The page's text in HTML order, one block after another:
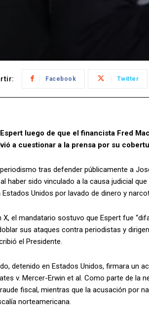
Facebook Twitter
luego de que el financista Fred
a cuestionar a la prensa por su
tras defender públicamente a
haber sido vinculado a la causa judicial
Unidos por lavado de dinero y
el mandatario sostuvo que Espert fue
sus ataques contra periodistas y
el Presidente.
detenido en Estados Unidos, firmara un
v. Mercer-Erwin et al. Como parte de la
fiscal, mientras que la acusación por
norteamericana.